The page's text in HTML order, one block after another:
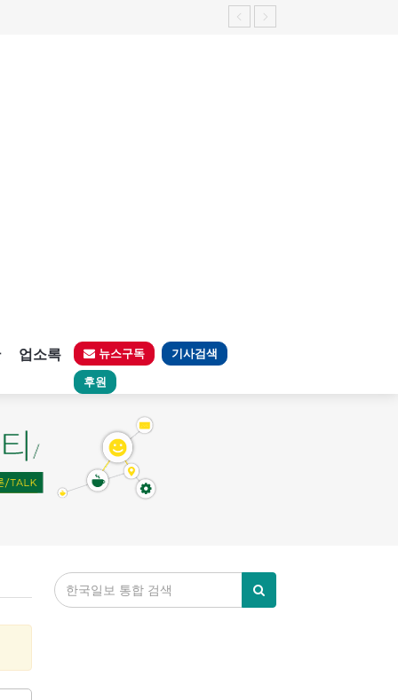
업소록 뉴스구독 기사검색
후원